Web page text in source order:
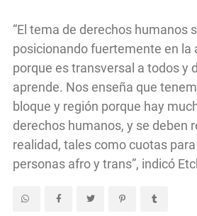
“El tema de derechos humanos
posicionando fuertemente en la
porque es transversal a todos y
aprende. Nos enseña que
bloque y región porque hay
derechos humanos, y se deben
realidad, tales como cuotas
personas afro y trans”, indicó